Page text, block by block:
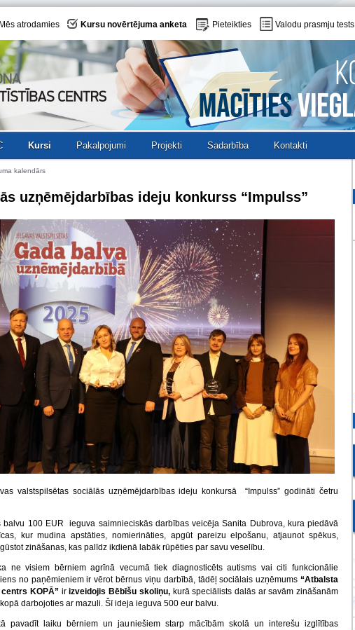
Mēs atrodamies Kursu novērtējuma anketa Pieteikties Valodu prasmju tests
Kursi Pakalpojumi Projekti Sadarbība Kontakti
kalendārs
uzņēmējdarbības ideju konkurss “Impulss”
valstspilsētas sociālās uzņēmējdarbības ideju konkursā “Impulss” godināti četru
balvu 100 EUR ieguva saimnieciskās darbības veicēja Sanita Dubrova, kura piedāvā
kur mudina apstāties, nomierināties, apgūt pareizu elpošanu, atjaunot spēkus,
zināšanas, kas palīdz ikdienā labāk rūpēties par savu veselību.
ne visiem bērniem agrīnā vecumā tiek diagnosticēts autisms vai citi funkcionālie
no paņēmieniem ir vērot bērnus viņu darbībā, tādēļ sociālais uzņēmums “Atbalsta
KOPĀ” irizveidojis Bēbīšu skoliņu,kurā speciālists dalās ar savām zināšanām
darbojoties ar mazuli. Šī ideja ieguva 500 eur balvu.
pavadīt laiku bērniem un jauniešiem starp mācībām skolā un interešu izglītības